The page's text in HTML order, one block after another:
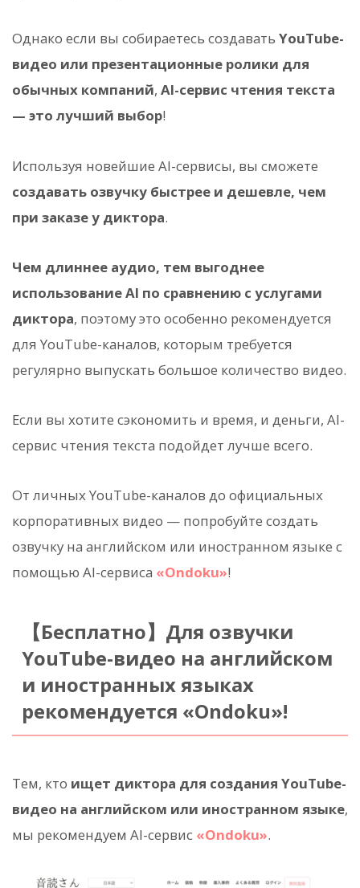
Однако если вы собираетесь создавать YouTube-
видео или презентационные ролики для
обычных компаний, AI-сервис чтения текста
— это лучший выбор!
Используя новейшие AI-сервисы, вы сможете
создавать озвучку быстрее и дешевле, чем
при заказе у диктора.
Чем длиннее аудио, тем выгоднее
использование AI по сравнению с услугами
диктора, поэтому это особенно рекомендуется
для YouTube-каналов, которым требуется
регулярно выпускать большое количество видео.
Если вы хотите сэкономить и время, и деньги, AI-
сервис чтения текста подойдет лучше всего.
От личных YouTube-каналов до официальных
корпоративных видео — попробуйте создать
озвучку на английском или иностранном языке с
помощью AI-сервиса «Ondoku»!
【Бесплатно】Для озвучки
YouTube-видео на английском
и иностранных языках
рекомендуется «Ondoku»!
Тем, кто ищет диктора для создания YouTube-
видео на английском или иностранном языке,
мы рекомендуем AI-сервис «Ondoku».